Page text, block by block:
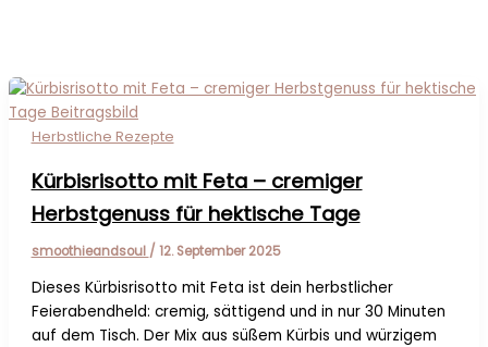
Herbstliche Rezepte
Kürbisrisotto mit Feta – cremiger
Herbstgenuss für hektische Tage
smoothieandsoul / 12. September 2025
Dieses Kürbisrisotto mit Feta ist dein herbstlicher
Feierabendheld: cremig, sättigend und in nur 30 Minuten
auf dem Tisch. Der Mix aus süßem Kürbis und würzigem